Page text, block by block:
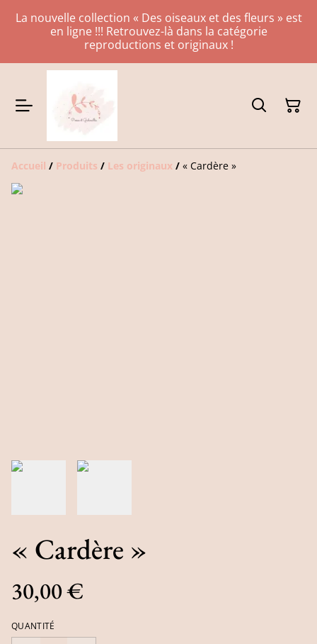
La nouvelle collection « Des oiseaux et des fleurs » est
en ligne !!! Retrouvez-là dans la catégorie
reproductions et originaux !
Accueil / Produits / Les originaux / « Cardère »
« Cardère »
30,00 €
QUANTITÉ